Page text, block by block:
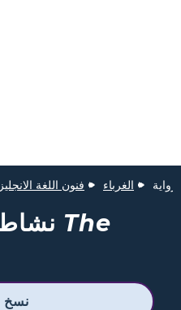
فنون اللغة الغرباء
The
نسخ